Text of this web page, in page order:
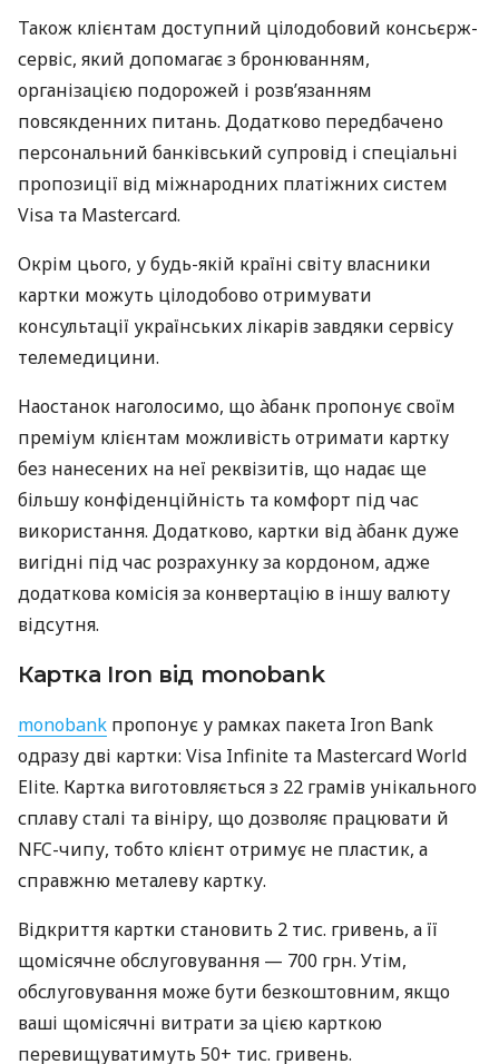
Також клієнтам доступний цілодобовий консьєрж-
сервіс, який допомагає з бронюванням,
організацією подорожей і розв’язанням
повсякденних питань. Додатково передбачено
персональний банківський супровід і спеціальні
пропозиції від міжнародних платіжних систем
Visa та Mastercard.
Окрім цього, у будь-якій країні світу власники
картки можуть цілодобово отримувати
консультації українських лікарів завдяки сервісу
телемедицини.
Наостанок наголосимо, що àбанк пропонує своїм
преміум клієнтам можливість отримати картку
без нанесених на неї реквізитів, що надає ще
більшу конфіденційність та комфорт під час
використання. Додатково, картки від àбанк дуже
вигідні під час розрахунку за кордоном, адже
додаткова комісія за конвертацію в іншу валюту
відсутня.
Картка Iron від monobank
monobank пропонує у рамках пакета Iron Bank
одразу дві картки: Visa Infinite та Mastercard World
Elite. Картка виготовляється з 22 грамів унікального
сплаву сталі та вініру, що дозволяє працювати й
NFC-чипу, тобто клієнт отримує не пластик, а
справжню металеву картку.
Відкриття картки становить 2 тис. гривень, а її
щомісячне обслуговування — 700 грн. Утім,
обслуговування може бути безкоштовним, якщо
ваші щомісячні витрати за цією карткою
перевищуватимуть 50+ тис. гривень.